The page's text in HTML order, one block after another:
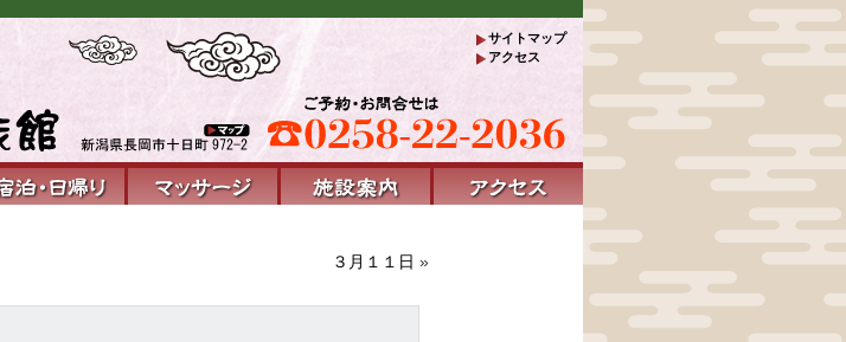
サイトマップ
アクセス
３月１１日 »